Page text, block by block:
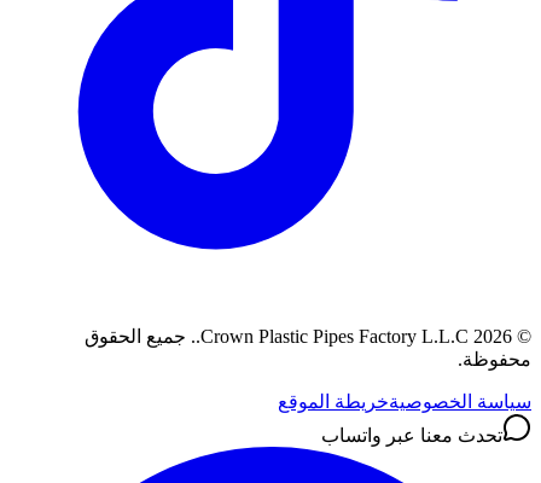
©
2026
Crown Plastic Pipes Factory L.L.C.
. جميع الحقوق
محفوظة.
سياسة الخصوصيةخريطة الموقع
تحدث معنا عبر واتساب